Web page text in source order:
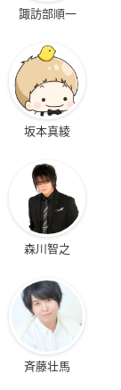
諏訪部順一
坂本真綾
森川智之
斉藤壮馬